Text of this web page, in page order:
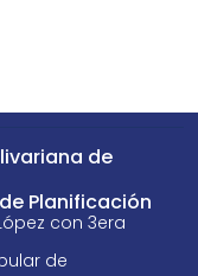
de
Planificación
con 3era
de